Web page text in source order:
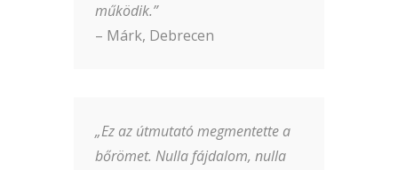
működik.”
– Márk, Debrecen
„Ez az útmutató megmentette a
bőrömet. Nulla fájdalom, nulla